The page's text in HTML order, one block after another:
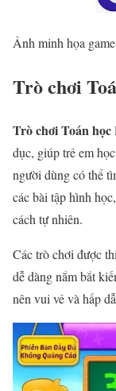
Ảnh minh họa
Trò chơi
Trò chơi Toán học
dục, giúp trẻ em
người dùng có thể
các bài tập hình
cách tự nhiên.
Các trò chơi được
dễ dàng nắm bắt
nên vui vẻ và hấp